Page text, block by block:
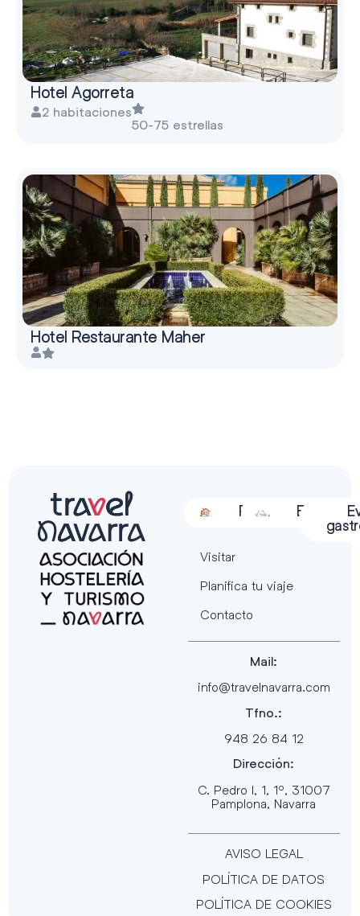
Hotel Agorreta
2 habitaciones
50-75 estrellas
Hotel Restaurante Maher
Alojamiento
Restauración
Actividades
Visitar
Planifica tu viaje
Contacto
Mail:
info@travelnavarra.com
Tfno.:
948 26 84 12
Dirección:
C. Pedro I, 1, 1º, 31007
Pamplona, Navarra
AVISO LEGAL
POLÍTICA DE DATOS
POLÍTICA DE COOKIES